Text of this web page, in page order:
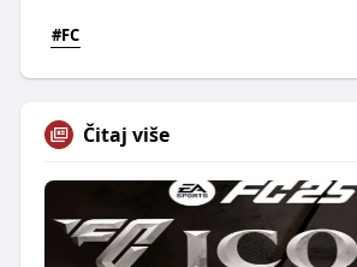
#FC
Čitaj više